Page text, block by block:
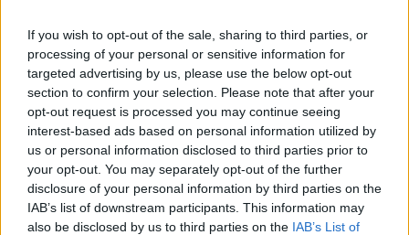
If you wish to opt-out of the sale, sharing to third parties, or
processing of your personal or sensitive information for
targeted advertising by us, please use the below opt-out
section to confirm your selection. Please note that after your
opt-out request is processed you may continue seeing
interest-based ads based on personal information utilized by
us or personal information disclosed to third parties prior to
your opt-out. You may separately opt-out of the further
disclosure of your personal information by third parties on the
IAB’s list of downstream participants. This information may
also be disclosed by us to third parties on the IAB’s List of
¿Quieres saber más sobre por qué tantas
personas eligen Valencia para vivir y hacer crecer
sus proyectos?
Contáctanos.
Previous
Share the Post: